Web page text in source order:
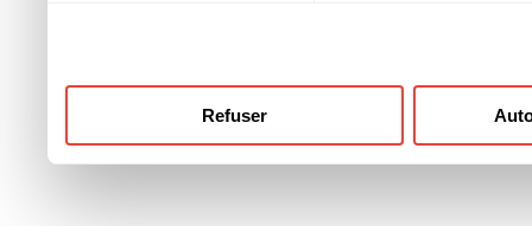
Refuser